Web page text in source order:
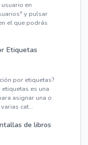
en
y pulsar
el que podrás
Etiquetas
por etiquetas?
es una
asignar una o
cat...
de libros